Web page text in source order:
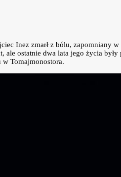
Inez zmarł z bólu, zapomniany
ale ostatnie dwa lata jego życia
Tomajmonostora.